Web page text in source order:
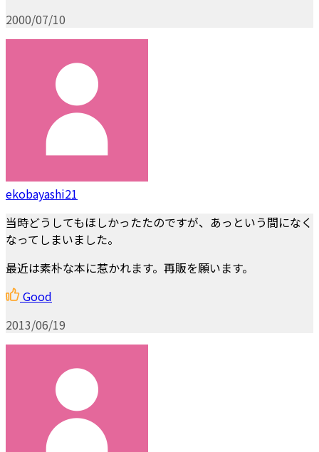
2000/07/10
ekobayashi21
当時どうしてもほしかったたのですが、あっという間になく
なってしまいました。
最近は素朴な本に惹かれます。再販を願います。
Good
2013/06/19